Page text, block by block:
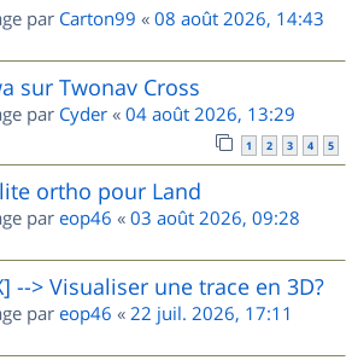
par Carton99 « 08 août 2026, 14:43
sur Twonav Cross
par Cyder « 04 août 2026, 13:29
1 2 3 4 5
ortho pour Land
par eop46 « 03 août 2026, 09:28
--> Visualiser une trace en 3D?
par eop46 « 22 juil. 2026, 17:11